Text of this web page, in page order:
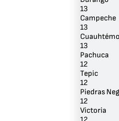
13
Campeche
13
13
Pachuca
12
Tepic
12
Piedras
12
Victoria